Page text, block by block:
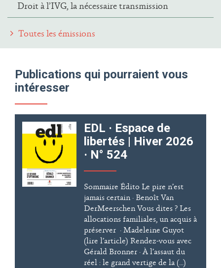
Droit à l’IVG, la nécessaire transmission
Toutes les émissions
Publications qui pourraient vous
intéresser
EDL · Espace de
libertés | Hiver 2026
· N° 524
Sommaire Édito Le pire n’est
jamais certain · Benoît Van
DerMeerschen Vous dites ? Les
allocations familiales, un acquis à
préserver · Madeleine Guyot
(lire l’article) Rendez-vous avec
Gérald Bronner · À l’assaut du
réel : le grand vertige de la (...)